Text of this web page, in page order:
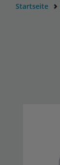
Startseite